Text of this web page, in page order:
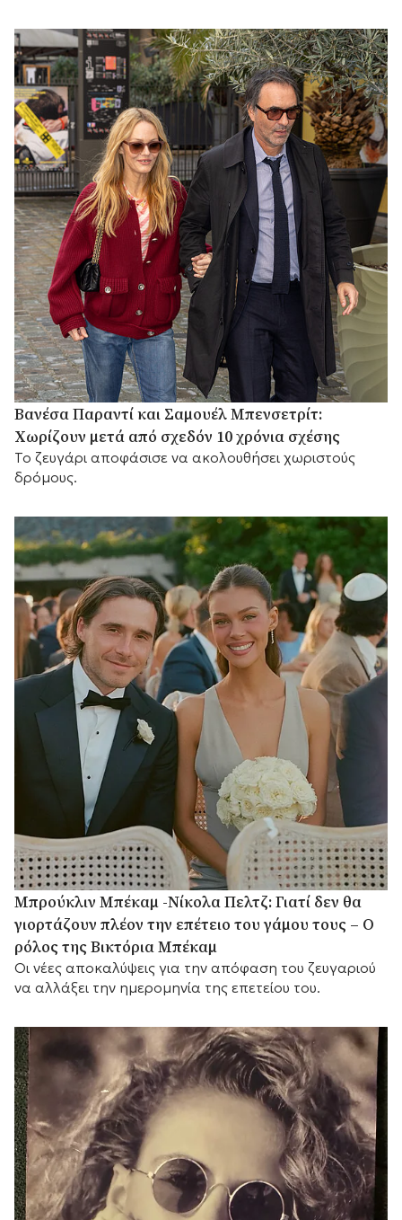
κυνηγήσει μαζί του
Βανέσα Παραντί και Σαμουέλ Μπενσετρίτ:
Χωρίζουν μετά από σχεδόν 10 χρόνια σχέσης
Το ζευγάρι αποφάσισε να ακολουθήσει χωριστούς
δρόμους.
Μπρούκλιν Μπέκαμ -Νίκολα Πελτζ: Γιατί δεν θα
γιορτάζουν πλέον την επέτειο του γάμου τους – Ο
ρόλος της Βικτόρια Μπέκαμ
Οι νέες αποκαλύψεις για την απόφαση του ζευγαριού
να αλλάξει την ημερομηνία της επετείου του.